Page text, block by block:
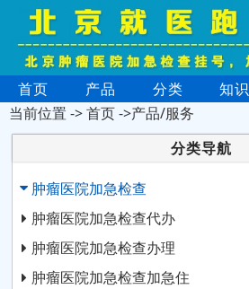
首页 产品 分类 知识
当前位置 ->首页->产品/服务
分类导航
肿瘤医院加急检查
肿瘤医院加急检查代办
肿瘤医院加急检查办理
肿瘤医院加急检查加急住